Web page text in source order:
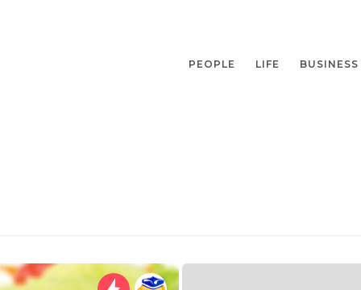
PEOPLE LIFE BUSINESS